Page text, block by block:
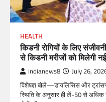
HEALTH
किडनी रोगियों के लिए
से किडनी मरीजों को मिलेगी
indianews8 July 26,
विशेषज्ञ बोले—डायलिसिस और
स्थिति के अनुसार ही लें-50 से अधिक